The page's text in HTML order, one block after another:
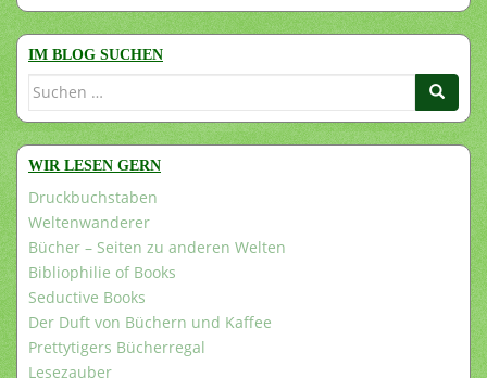
IM BLOG SUCHEN
Suchen
WIR LESEN GERN
Druckbuchstaben
Weltenwanderer
Bücher – Seiten zu anderen Welten
Bibliophilie of Books
Seductive Books
Der Duft von Büchern und Kaffee
Prettytigers Bücherregal
Lesezauber